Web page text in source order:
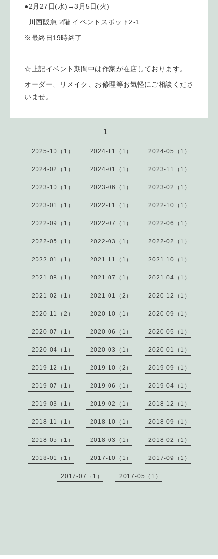
●2月27日(水)→3月5日(火)
川西阪急 2階 イベントスポット2-1
※最終日19時終了
☆上記イベント期間中は作家が在店しております。
オーダー、リメイク、お修理等お気軽にご相談くださ
いませ。
1
2025-10（1） 2024-11（1） 2024-05（1）
2024-02（1） 2024-01（1） 2023-11（1）
2023-10（1） 2023-06（1） 2023-02（1）
2023-01（1） 2022-11（1） 2022-10（1）
2022-09（1） 2022-07（1） 2022-06（1）
2022-05（1） 2022-03（1） 2022-02（1）
2022-01（1） 2021-11（1） 2021-10（1）
2021-08（1） 2021-07（1） 2021-04（1）
2021-02（1） 2021-01（2） 2020-12（1）
2020-11（2） 2020-10（1） 2020-09（1）
2020-07（1） 2020-06（1） 2020-05（1）
2020-04（1） 2020-03（1） 2020-01（1）
2019-12（1） 2019-10（2） 2019-09（1）
2019-07（1） 2019-06（1） 2019-04（1）
2019-03（1） 2019-02（1） 2018-12（1）
2018-11（1） 2018-10（1） 2018-09（1）
2018-05（1） 2018-03（1） 2018-02（1）
2018-01（1） 2017-10（1） 2017-09（1）
2017-07（1） 2017-05（1）